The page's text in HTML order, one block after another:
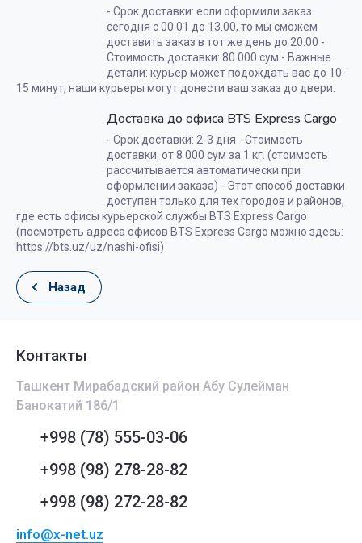
- Срок доставки: если оформили заказ
сегодня с 00.01 до 13.00, то мы сможем
доставить заказ в тот же день до 20.00 -
Стоимость доставки: 80 000 сум - Важные
детали: курьер может подождать вас до 10-
15 минут, наши курьеры могут донести ваш заказ до двери.
Доставка до офиса BTS Express Cargo
- Срок доставки: 2-3 дня - Стоимость
доставки: от 8 000 сум за 1 кг. (стоимость
рассчитывается автоматически при
оформлении заказа) - Этот способ доставки
доступен только для тех городов и районов,
где есть офисы курьерской службы BTS Express Cargo
(посмотреть адреса офисов BTS Express Cargo можно здесь:
https://bts.uz/uz/nashi-ofisi)
Назад
Контакты
Ташкент Мирабадский район Абу Сулейман
Банокатий 186/1
+998 (78) 555-03-06
+998 (98) 278-28-82
+998 (98) 272-28-82
info@x-net.uz